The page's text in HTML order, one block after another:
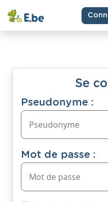
Se
Pseudonyme :
Mot de passe :